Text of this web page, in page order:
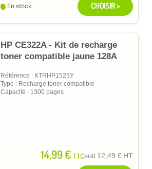
En stock CHOISIR >
HP CE322A - Kit de recharge
toner compatible jaune 128A
Référence : KTRHP1525Y
Type : Recharge toner compatible
Capacité : 1300 pages
14,99 € TTCsoit 12,49 € HT